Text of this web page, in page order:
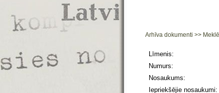
Arhīva dokumenti >>
Līmenis:
Numurs:
Nosaukums:
Iepriekšējie nosaukumi: